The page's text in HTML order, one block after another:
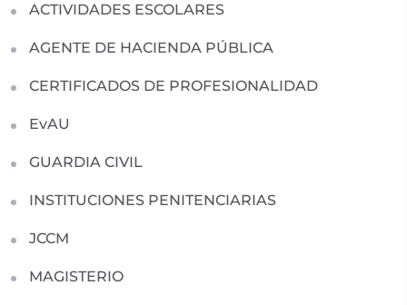
ACTIVIDADES ESCOLARES
AGENTE DE HACIENDA PÚBLICA
CERTIFICADOS DE PROFESIONALIDAD
EvAU
GUARDIA CIVIL
INSTITUCIONES PENITENCIARIAS
JCCM
MAGISTERIO